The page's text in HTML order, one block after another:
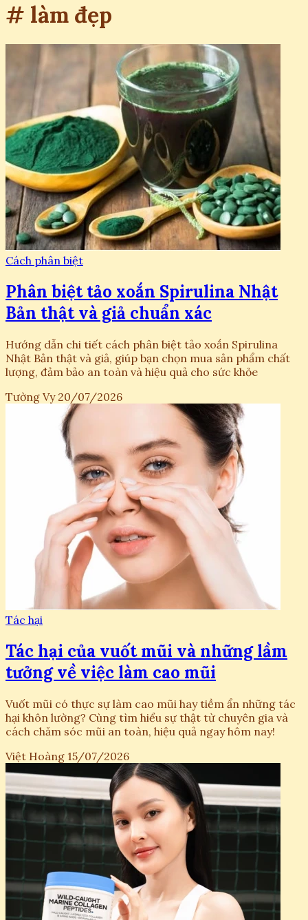
# làm đẹp
Cách phân biệt
Phân biệt tảo xoắn Spirulina Nhật
Bản thật và giả chuẩn xác
Hướng dẫn chi tiết cách phân biệt tảo xoắn Spirulina
Nhật Bản thật và giả, giúp bạn chọn mua sản phẩm chất
lượng, đảm bảo an toàn và hiệu quả cho sức khỏe
Tường Vy 20/07/2026
Tác hại
Tác hại của vuốt mũi và những lầm
tưởng về việc làm cao mũi
Vuốt mũi có thực sự làm cao mũi hay tiềm ẩn những tác
hại khôn lường? Cùng tìm hiểu sự thật từ chuyên gia và
cách chăm sóc mũi an toàn, hiệu quả ngay hôm nay!
Việt Hoàng 15/07/2026